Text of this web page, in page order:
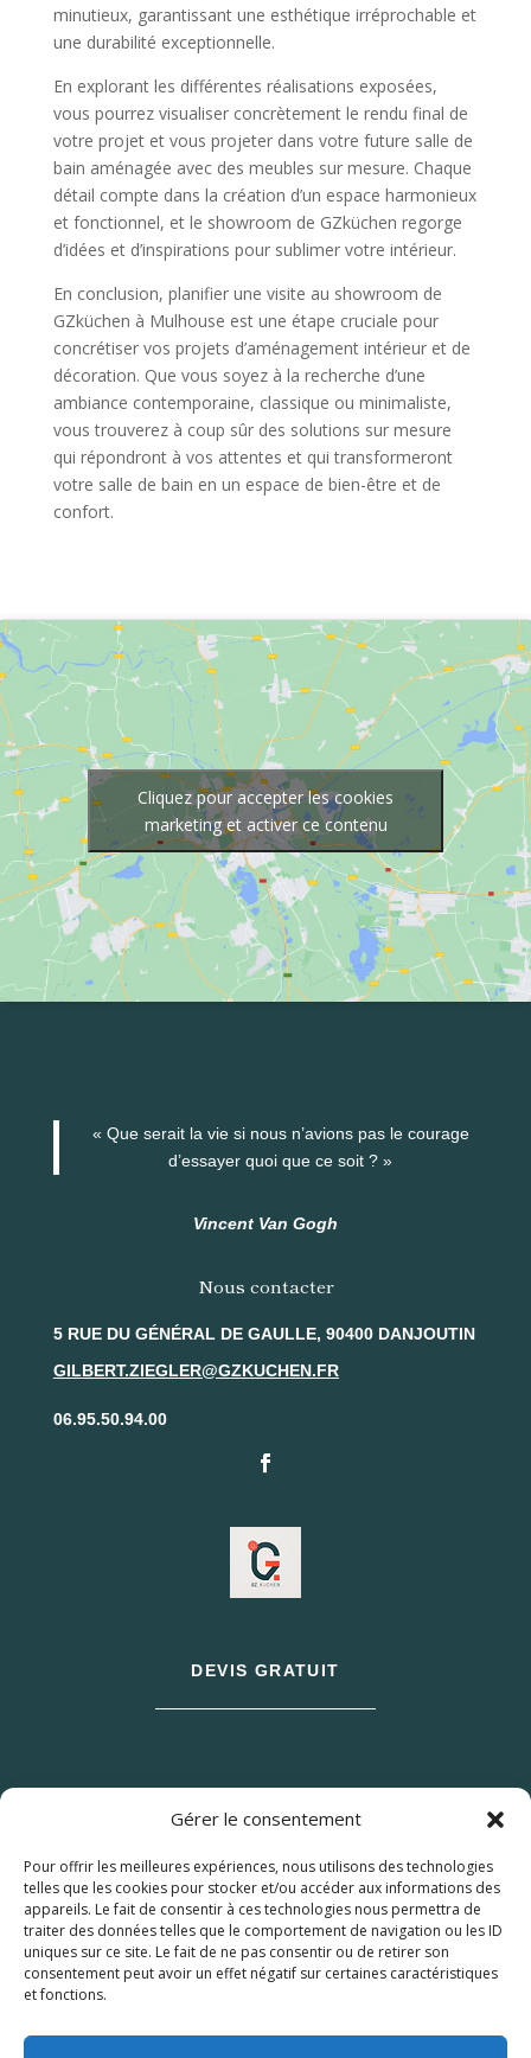
Gérer le consentement
Pour offrir les meilleures expériences, nous utilisons des technologies
telles que les cookies pour stocker et/ou accéder aux informations des
appareils. Le fait de consentir à ces technologies nous permettra de
traiter des données telles que le comportement de navigation ou les ID
uniques sur ce site. Le fait de ne pas consentir ou de retirer son
consentement peut avoir un effet négatif sur certaines caractéristiques
et fonctions.
minutieux, garantissant une esthétique irréprochable et
une durabilité exceptionnelle.
En explorant les différentes réalisations exposées,
vous pourrez visualiser concrètement le rendu final de
votre projet et vous projeter dans votre future salle de
bain aménagée avec des meubles sur mesure. Chaque
détail compte dans la création d’un espace harmonieux
et fonctionnel, et le showroom de GZküchen regorge
d’idées et d’inspirations pour sublimer votre intérieur.
En conclusion, planifier une visite au showroom de
GZküchen à Mulhouse est une étape cruciale pour
concrétiser vos projets d’aménagement intérieur et de
décoration. Que vous soyez à la recherche d’une
ambiance contemporaine, classique ou minimaliste,
vous trouverez à coup sûr des solutions sur mesure
qui répondront à vos attentes et qui transformeront
votre salle de bain en un espace de bien-être et de
confort.
Cliquez pour accepter les cookies
marketing et activer ce contenu
« Que serait la vie si nous n’avions pas le courage
d’essayer quoi que ce soit ? »
Vincent Van Gogh
Nous contacter
5 RUE DU GÉNÉRAL DE GAULLE, 90400 DANJOUTIN
GILBERT.ZIEGLER@GZKUCHEN.FR
06.95.50.94.00
DEVIS GRATUIT
Tous droits réservés –Blog